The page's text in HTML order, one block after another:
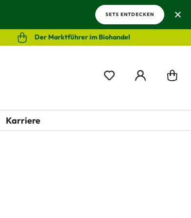
SETS ENTDECKEN
Der Marktführer im Biohandel
Karriere